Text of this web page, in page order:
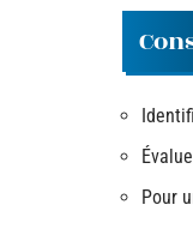
Pour